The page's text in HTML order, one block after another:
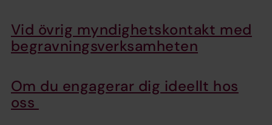
Vid övrig myndighetskontakt med
begravningsverksamheten
Om du engagerar dig ideellt hos
oss